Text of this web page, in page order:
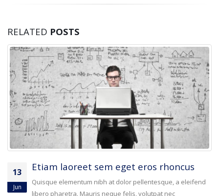
RELATED POSTS
13
Jan
Aliquam erat volutpat
Quisque elementum nibh at dolor pellentesque, a eleifend
libero pharetra. Mauris neque felis, volutpat nec